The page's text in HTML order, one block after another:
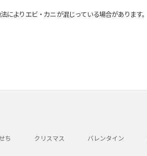
よりエビ・カニが混じっている場合があります
ち クリスマス バレンタイン